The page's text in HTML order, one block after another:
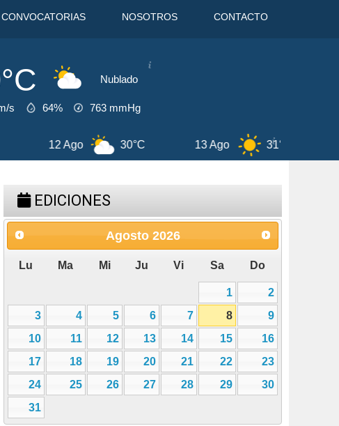
NOSOTROS CONTACTO
Nublado
s 64% 763 mmHg
31°C 14 Ago 28°C 8 Ago
EDICIONES
Agosto 2026
Lu Ma Mi Ju Vi Sa Do
1
2
3
4 5 6 7 8
9
10
11 12 13 14 15
16
17
18 19 20 21 22
23
24
25 26 27 28 29
30
31